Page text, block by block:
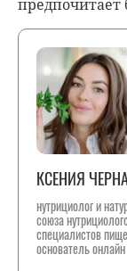
КСЕНИЯ
нутрициолог и
союза
специалистов
основатель